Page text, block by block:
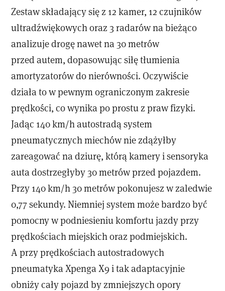
Zestaw składający się z 12 kamer, 12 czujników
ultradźwiękowych oraz 3 radarów na bieżąco
analizuje drogę nawet na 30 metrów
przed autem, dopasowując siłę tłumienia
amortyzatorów do nierówności. Oczywiście
działa to w pewnym ograniczonym zakresie
prędkości, co wynika po prostu z praw fizyki.
Jadąc 140 km/h autostradą system
pneumatycznych miechów nie zdążyłby
zareagować na dziurę, którą kamery i sensoryka
auta dostrzegłyby 30 metrów przed pojazdem.
Przy 140 km/h 30 metrów pokonujesz w zaledwie
0,77 sekundy. Niemniej system może bardzo być
pomocny w podniesieniu komfortu jazdy przy
prędkościach miejskich oraz podmiejskich.
A przy prędkościach autostradowych
pneumatyka Xpenga X9 i tak adaptacyjnie
obniży cały pojazd by zmniejszych opory